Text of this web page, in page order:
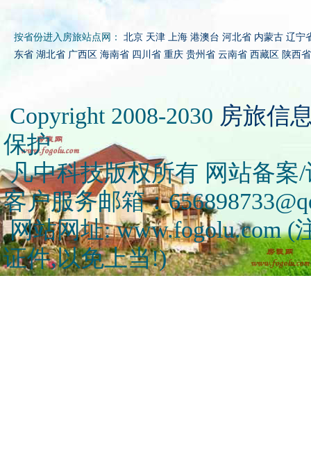
按省份进入房旅站点网： 北京 天津 上海 港澳台 河北省 内蒙古 辽宁
东省 湖北省 广西区 海南省 四川省 重庆 贵州省 云南省 西藏区 陕西省
Copyright 2008-2030 房旅信
保护
凡中科技版权所有 网站备案/
客户服务邮箱：
网站网址: www.fogolu.com (
证件,以免上当!)